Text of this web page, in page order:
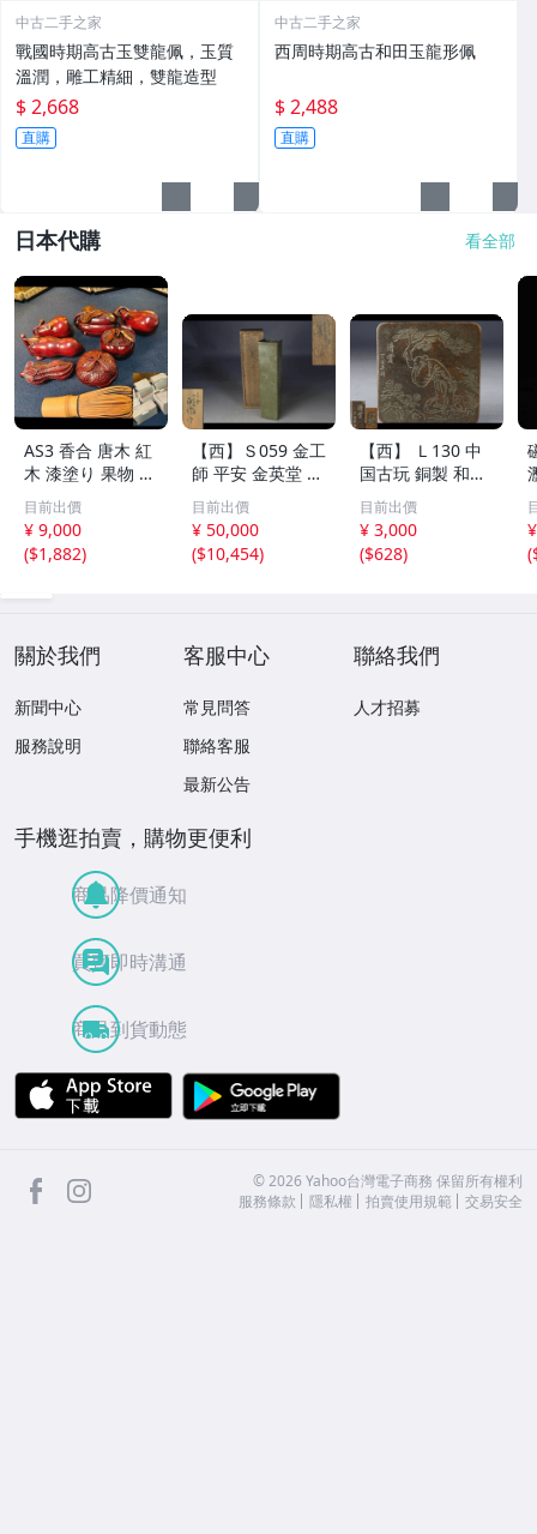
中古二手之家
戰國時期高古玉雙龍佩，玉質
溫潤，雕工精細，雙龍造型
$ 2,668
直購
中古二手之家
西周時期高古和田玉龍形佩
$ 2,488
直購
日本代購 看全部
AS3 香合 唐木 紅
木 漆塗り 果物 野
菜 7点 未使用 茶
道具 小物
目前出價
¥ 9,000
($1,882)
【西】Ｓ059 金工
師 平安 金英堂 正
修 銅製 四方 花器
共箱
目前出價
¥ 50,000
($10,454)
【西】 Ｌ130 中
国古玩 銅製 和興
松彫 蓋物 唐物
目前出價
¥ 3,000
($628)
(
關於我們
新聞中心
服務說明
客服中心
常見問答
聯絡客服
最新公告
聯絡我們
人才招募
手機逛拍賣，購物更便利
商品降價通知
買賣即時溝通
商品到貨動態
APP Store
facebook ©2026 Yahoo台灣電子商務 保留所有權利
服務條款
隱私權 拍賣使用規範 交易安全